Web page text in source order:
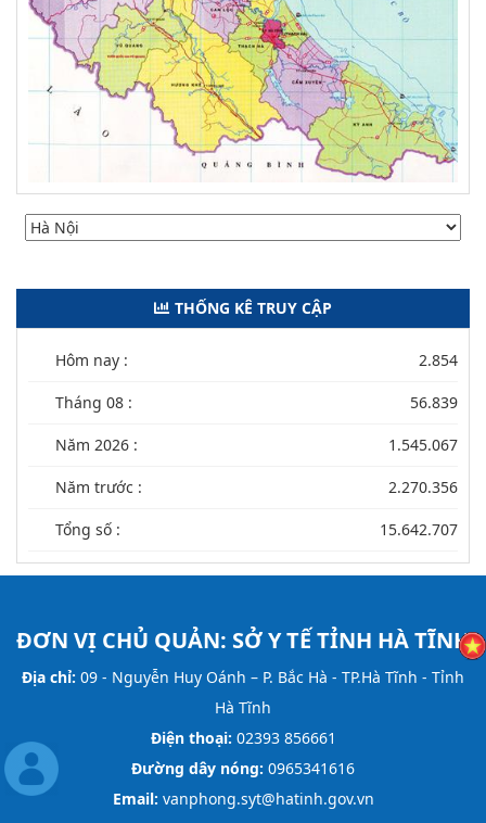
THỐNG KÊ TRUY CẬP
Hôm nay : 2.854
Tháng 08 : 56.839
Năm 2026 : 1.545.067
Năm trước : 2.270.356
Tổng số : 15.642.707
ĐƠN VỊ CHỦ QUẢN: SỞ Y TẾ TỈNH HÀ TĨNH
Địa chỉ: 09 - Nguyễn Huy Oánh – P. Bắc Hà - TP.Hà Tĩnh - Tỉnh
Hà Tĩnh
Điện thoại: 02393 856661
Đường dây nóng: 0965341616
Email: vanphong.syt@hatinh.gov.vn